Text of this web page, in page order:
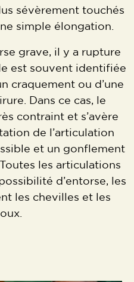
sévèrement touchés
simple élongation.
grave, il y a rupture
est souvent identifiée
craquement ou d’une
Dans ce cas, le
contraint et s’avère
de l’articulation
et un gonflement
les articulations
d’entorse, les
les chevilles et les